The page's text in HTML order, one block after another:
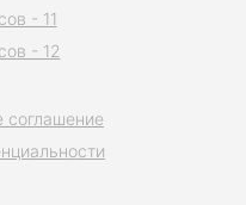
соглашение
- 11
- 12